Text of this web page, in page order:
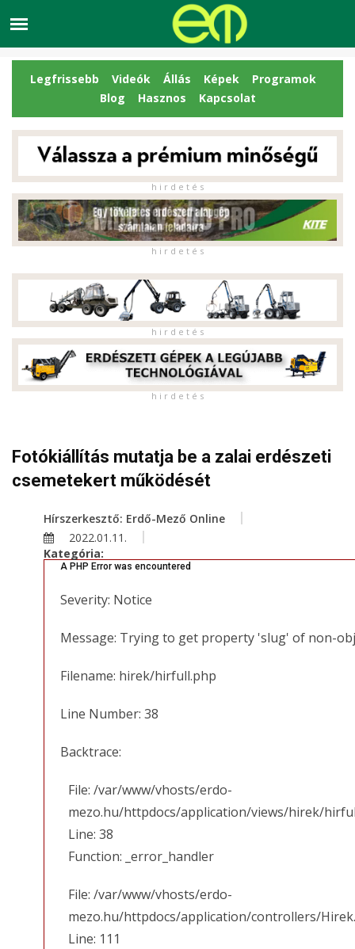
Legfrissebb Videók Állás Képek
Programok
Blog
Hasznos Kapcsolat
h i r d e t é s
h i r d e t é s
h i r d e t é s
h i r d e t é s
Fotókiállítás mutatja be a zalai erdészeti
csemetekert működését
Hírszerkesztő: Erdő-Mező Online
2022.01.11.
Kategória:
A PHP Error was encountered
Severity: Notice
Message: Trying to get property 'slug' of non-
Filename: hirek/hirfull.php
Line Number: 38
Backtrace:
File: /var/www/vhosts/erdo-
mezo.hu/httpdocs/application/views/hirek/
Line: 38
Function: _error_handler
File: /var/www/vhosts/erdo-
mezo.hu/httpdocs/application/controllers/
Line: 111